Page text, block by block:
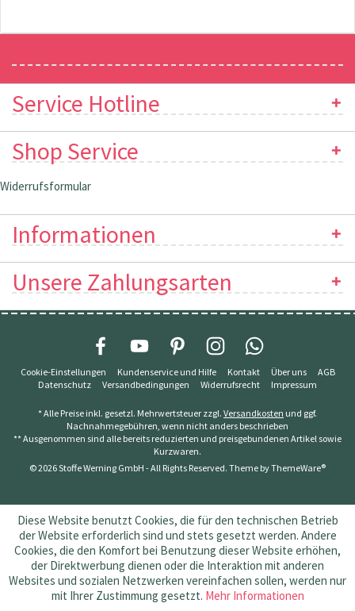
Service Hotline
Shop Service
Widerrufsformular
Informationen
Unsere Zahlungsarten
Cookie-Einstellungen Kundenservice und Hilfe Kontakt Über uns
AGB
Datenschutz
Versandbedingungen Widerrufsrecht Impressum
* Alle Preise inkl. gesetzl. Mehrwertsteuer zzgl. Versandkosten und ggf.
Nachnahmegebühren, wenn nicht anders beschrieben
** Ausgenommen sind alle bereits reduzierten und preisgebundenen Artikel sowie
Kurzwaren.
© 2026 Stoffe Werning GmbH - All Rights Reserved. Theme byThemeWare®
Diese Website benutzt Cookies, die für den technischen Betrieb
der Website erforderlich sind und stets gesetzt werden. Andere
Cookies, die den Komfort bei Benutzung dieser Website erhöhen,
der Direktwerbung dienen oder die Interaktion mit anderen
Websites und sozialen Netzwerken vereinfachen sollen, werden nur
mit Ihrer Zustimmung gesetzt. Mehr Informationen